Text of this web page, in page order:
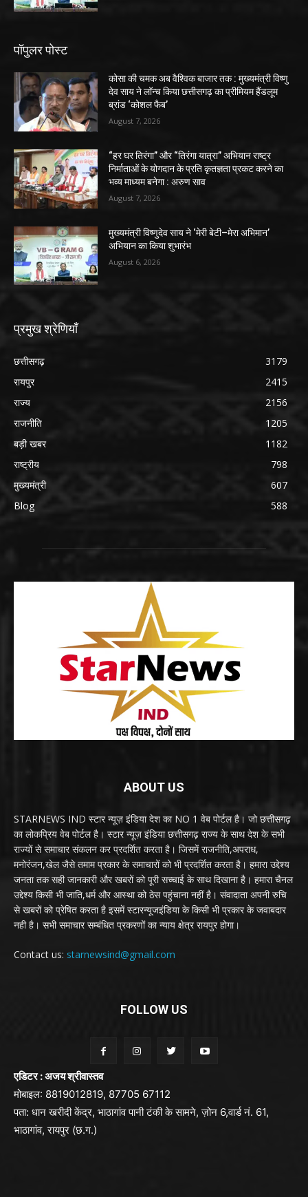
पॉपुलर पोस्ट
कोसा की चमक अब वैश्विक बाजार तक : मुख्यमंत्री विष्णु
देव साय ने लॉन्च किया छत्तीसगढ़ का प्रीमियम हैंडलूम
ब्रांड ‘कोशल फैब’
August 7, 2026
“हर घर तिरंगा” और “तिरंगा यात्रा” अभियान राष्ट्र
निर्माताओं के योगदान के प्रति कृतज्ञता प्रकट करने का
भव्य माध्यम बनेगा : अरुण साव
August 7, 2026
मुख्यमंत्री विष्णुदेव साय ने ‘मेरी बेटी–मेरा अभिमान’
अभियान का किया शुभारंभ
August 6, 2026
प्रमुख श्रेणियाँ
छत्तीसगढ़
3179
रायपुर
2415
राज्य
2156
राजनीति
1205
बड़ी खबर
1182
राष्ट्रीय
798
मुख्यमंत्री
607
Blog
588
ABOUT US
STARNEWS IND स्टार न्यूज़ इंडिया देश का NO 1 वेब पोर्टल है। जो छत्तीसगढ़
का लोकप्रिय वेब पोर्टल है। स्टार न्यूज़ इंडिया छत्तीसगढ़ राज्य के साथ देश के सभी
राज्यों से समाचार संकलन कर प्रदर्शित करता है। जिसमें राजनीति,अपराध,
मनोरंजन,खेल जैसे तमाम प्रकार के समाचारों को भी प्रदर्शित करता है। हमारा उद्देश्य
जनता तक सही जानकारी और खबरों को पूरी सच्चाई के साथ दिखाना है। हमारा चैनल
उद्देश्य किसी भी जाति,धर्म और आस्था को ठेस पहुंचाना नहीं है। संवादाता अपनी रुचि
से खबरों को प्रेषित करता है इसमें स्टारन्यूजइंडिया के किसी भी प्रकार के जवाबदार
नही है। सभी समाचार सम्बंधित प्रकरणों का न्याय क्षेत्र रायपुर होगा।
Contact us: starnewsind@gmail.com
FOLLOW US
एडिटर : अजय श्रीवास्तव
मोबाइल: 8819012819, 87705 67112
पता: धान खरीदी केंद्र, भाठागांव पानी टंकी के सामने, ज़ोन 6,वार्ड नं. 61,
भाठागांव, रायपुर (छ.ग.)